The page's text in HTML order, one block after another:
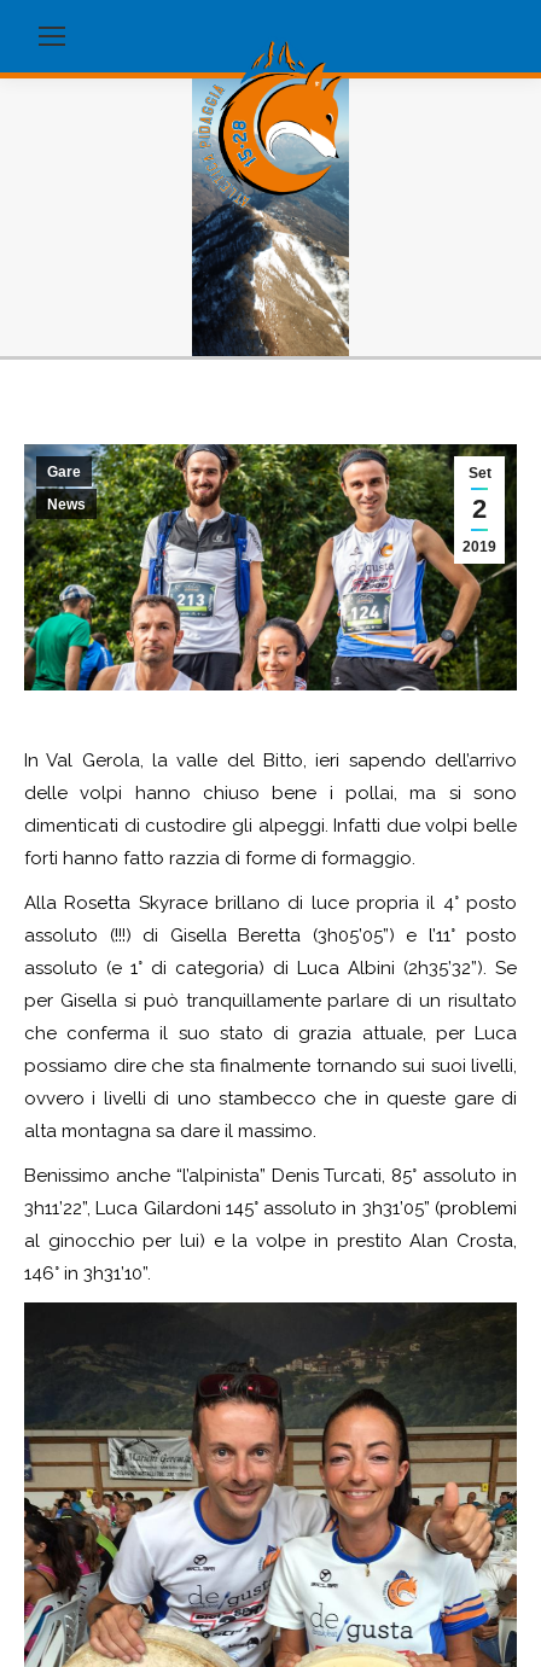
Set
2
2019
Gare
News
In Val Gerola, la valle del Bitto, ieri sapendo dell’arrivo
delle volpi hanno chiuso bene i pollai, ma si sono
dimenticati di custodire gli alpeggi. Infatti due volpi belle
forti hanno fatto razzia di forme di formaggio.
Alla Rosetta Skyrace brillano di luce propria il 4° posto
assoluto (!!!) di Gisella Beretta (3h05’05”) e l’11° posto
assoluto (e 1° di categoria) di Luca Albini (2h35’32”). Se
per Gisella si può tranquillamente parlare di un risultato
che conferma il suo stato di grazia attuale, per Luca
possiamo dire che sta finalmente tornando sui suoi livelli,
ovvero i livelli di uno stambecco che in queste gare di
alta montagna sa dare il massimo.
Benissimo anche “l’alpinista” Denis Turcati, 85° assoluto in
3h11’22”, Luca Gilardoni 145° assoluto in 3h31’05” (problemi
al ginocchio per lui) e la volpe in prestito Alan Crosta,
146° in 3h31’10”.